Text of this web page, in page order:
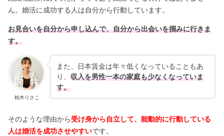
ん。婚活に成功する人は自分から行動しています。
お見合いを自分から申し込んで、自分から出会いを掴みに行きま
す。
柏木りさこ
また、日本賃金は年々低くなっていることもあ
り、 収入を男性一本の家庭も少なくなっていま
す。
そのような理由から受け身から自立して、能動的に行動している
人は婚活を成功させやすいです。